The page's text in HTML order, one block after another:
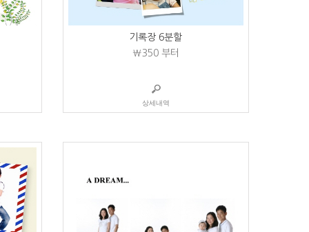
기록장 6분할
₩350부터
상세내역